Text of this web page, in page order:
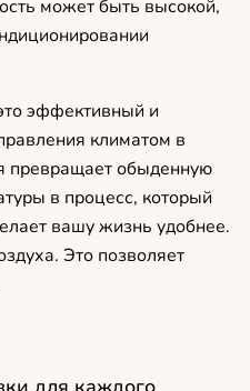
может быть высокой,
эффективный и
климатом в
превращает обыденную
в процесс, который
вашу жизнь удобнее.
Это позволяет